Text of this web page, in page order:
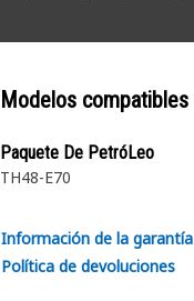
Modelos compatibles
Paquete De PetróLeo
TH48-E70
Información de la garantía
Política de devoluciones